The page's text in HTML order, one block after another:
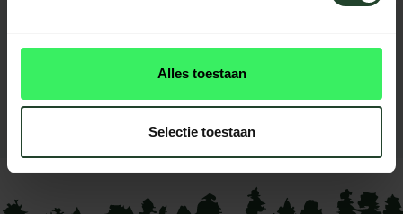
Alles toestaan
Selectie toestaan
Diese produkt had noch
keine reviews